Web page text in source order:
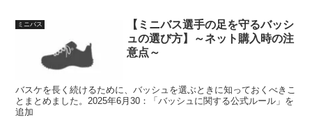
ミニバス
【ミニバス選手の足を守るバッシ
ュの選び方】～ネット購入時の注
意点～
バスケを長く続けるために、バッシュを選ぶときに知っておくべきこ
とまとめました。2025年6月30：「バッシュに関する公式ルール」を
追加